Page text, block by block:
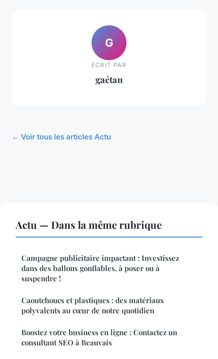
G
ECRIT PAR
gaétan
← Voir tous les articles Actu
Actu — Dans la même rubrique
Campagne publicitaire impactant : Investissez
dans des ballons gonflables, à poser ou à
suspendre !
Caoutchoucs et plastiques : des matériaux
polyvalents au cœur de notre quotidien
Boostez votre business en ligne : Contactez un
consultant SEO à Beauvais